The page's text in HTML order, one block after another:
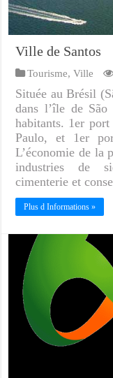
Ville de Santos
Tourisme,Ville
Située au Brésil
dans l’île de
habitants. 1er
Paulo, et 1er
L’économie de la
industries de
cimenterie et
Plus d Informations »